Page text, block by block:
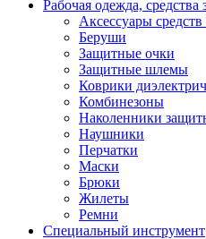
Рабочая одежда,
Аксессуары
Беруши
Защитные очки
Защитные шлемы
Коврики
Комбинезоны
Наколенники
Наушники
Перчатки
Маски
Брюки
Жилеты
Ремни
Специальный инструмент